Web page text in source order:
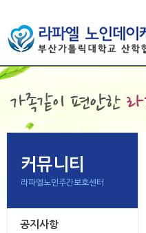
커뮤니티
라파엘노인주간보호센터
공지사항